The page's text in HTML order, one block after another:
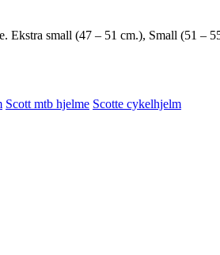
small (47 – 51 cm.), Small (51
Scott mtb hjelme Scotte cykelhjelm